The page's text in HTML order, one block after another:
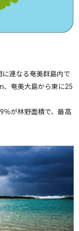
連なる奄美群島内で
、奄美大島から東に25
％が林野面積で、最高